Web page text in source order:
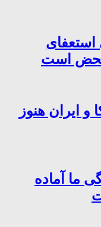
استعفای
است
و ایران هنوز
ما آماده